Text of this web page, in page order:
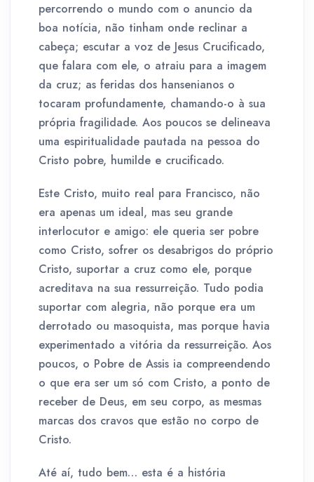
percorrendo o mundo com o anuncio da
boa notícia, não tinham onde reclinar a
cabeça; escutar a voz de Jesus Crucificado,
que falara com ele, o atraiu para a imagem
da cruz; as feridas dos hansenianos o
tocaram profundamente, chamando-o à sua
própria fragilidade. Aos poucos se delineava
uma espiritualidade pautada na pessoa do
Cristo pobre, humilde e crucificado.
Este Cristo, muito real para Francisco, não
era apenas um ideal, mas seu grande
interlocutor e amigo: ele queria ser pobre
como Cristo, sofrer os desabrigos do próprio
Cristo, suportar a cruz como ele, porque
acreditava na sua ressurreição. Tudo podia
suportar com alegria, não porque era um
derrotado ou masoquista, mas porque havia
experimentado a vitória da ressurreição. Aos
poucos, o Pobre de Assis ia compreendendo
o que era ser um só com Cristo, a ponto de
receber de Deus, em seu corpo, as mesmas
marcas dos cravos que estão no corpo de
Cristo.
Até aí, tudo bem… esta é a história